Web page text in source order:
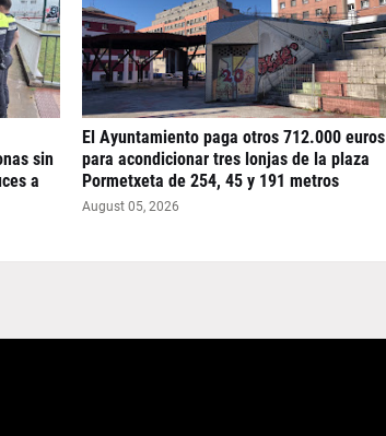
sin
a
El Ayuntamiento paga otros 712.000 euros
para acondicionar tres lonjas de la plaza
Pormetxeta de 254, 45 y 191 metros
August 05, 2026